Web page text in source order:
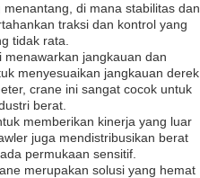
di mana stabilitas dan
traksi dan kontrol yang
tidak rata.
jangkauan dan
menyesuaikan jangkauan derek
crane ini sangat cocok untuk
berat.
memberikan kinerja yang luar
juga mendistribusikan berat
permukaan sensitif.
merupakan solusi yang hemat